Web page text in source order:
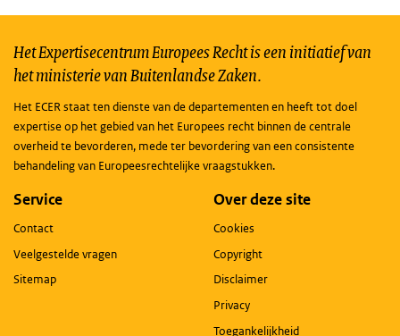
Het Expertisecentrum Europees Recht is een initiatief van
het ministerie van Buitenlandse Zaken.
Het ECER staat ten dienste van de departementen en heeft tot doel
expertise op het gebied van het Europees recht binnen de centrale
overheid te bevorderen, mede ter bevordering van een consistente
behandeling van Europeesrechtelijke vraagstukken.
Service
Contact
Veelgestelde vragen
Sitemap
Over deze site
Cookies
Copyright
Disclaimer
Privacy
Toegankelijkheid